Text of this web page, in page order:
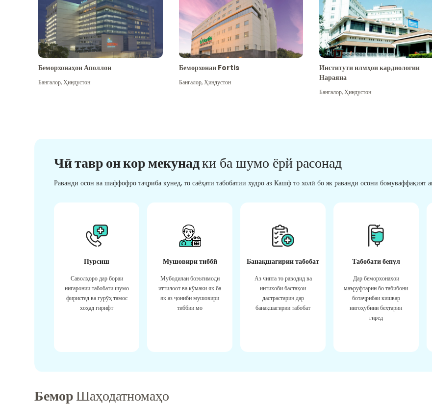
Беморхонаҳои Аполлон
Бангалор,Ҳиндустон
Беморхонаи Fortis
Бангалор,Ҳиндустон
Институти илмҳои кардиологии
Нараяна
Бангалор,Ҳиндустон
Чӣ тавр он кор мекунадки ба шумо ёрй расонад
Раванди осон ва шаффофро таҷриба кунед, то саёҳати табобатии худро аз Кашф то холӣ бо як раванди осони бомуваффақият
Пурсиш
Саволҳоро дар бораи
нигаронии табобати шумо
фиристед ва гурӯҳ тамос
хоҳад гирифт
Мушовири тиббӣ
Мубодилаи боэътимоди
иттилоот ва кӯмаки як ба
як аз ҷониби мушовири
тиббии мо
Банақшагирии табобат
Аз чипта то раводид ва
интихоби бастаҳои
дастрастарин дар
банақшагирии табобат
Табобати бепул
Дар беморхонаҳои
маъруфтарин бо табибони
ботаҷрибаи кишвар
нигоҳубини беҳтарин
гиред
БеморШаҳодатномаҳо